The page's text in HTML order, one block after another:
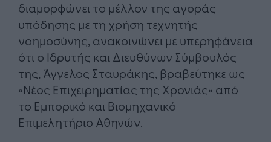
διαμορφώνει το μέλλον της αγοράς
υπόδησης με τη χρήση τεχνητής
νοημοσύνης, ανακοινώνει με υπερηφάνεια
ότι ο Ιδρυτής και Διευθύνων Σύμβουλός
της, Άγγελος Σταυράκης, βραβεύτηκε ως
«Νέος Επιχειρηματίας της Χρονιάς» από
το Εμπορικό και Βιομηχανικό
Επιμελητήριο Αθηνών.